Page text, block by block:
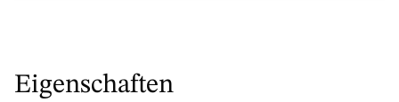
Eigenschaften